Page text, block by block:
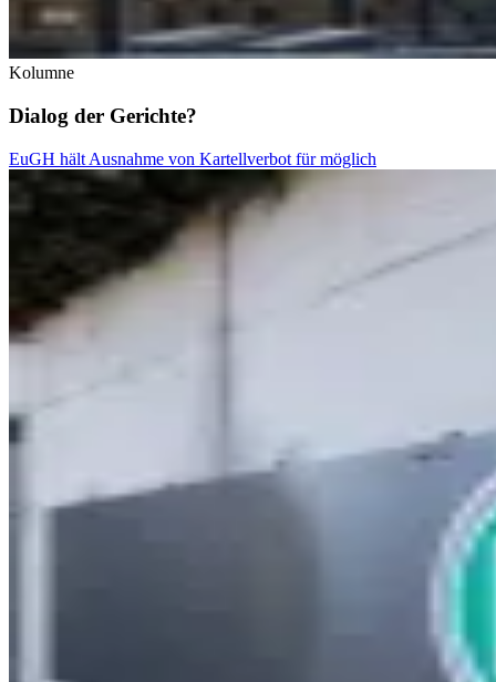
Kolumne
Dialog der Gerichte?
EuGH hält Ausnahme von Kartellverbot für möglich